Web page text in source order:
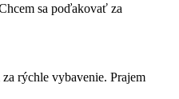
sa poďakovať za
rýchle vybavenie. Prajem